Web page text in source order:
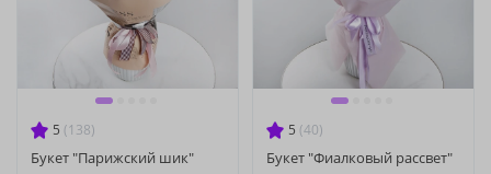
5 (138)
Букет "Парижский шик"
5 (40)
Букет "Фиалковый рассвет"